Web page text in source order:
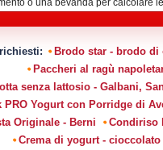
Brodo star - brodo di
Paccheri al ragù
senza lattosio - Galbani,
PRO Yogurt con Porridge di
Originale - Berni
Condiriso
Crema di yogurt -